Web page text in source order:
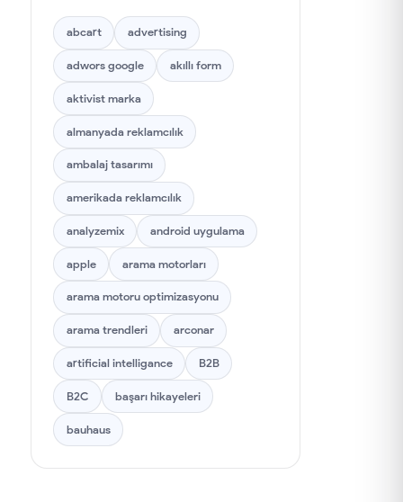
Kampanyalar
YouTube
Ürünler
Metaverse
Meta
Dijital Pazarlama →
Arama Motoru Optimizasyonu
İş Dünyası
Kurumsal Web Site
Sosyal Medya
İnsan Kaynakları →
abcart advertising
adwors google akıllı form
aktivist marka
almanyada reklamcılık
ambalaj tasarımı
amerikada reklamcılık
analyzemix android uygulama
apple arama motorları
arama motoru optimizasyonu
arama trendleri arconar
artificial intelligance B2B
B2C başarı hikayeleri
bauhaus